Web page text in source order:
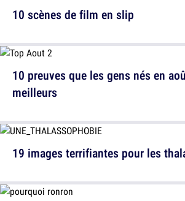
10 scènes de film en slip
19 images terrifiantes pour les
10 preuves que les gens nés en
meilleurs